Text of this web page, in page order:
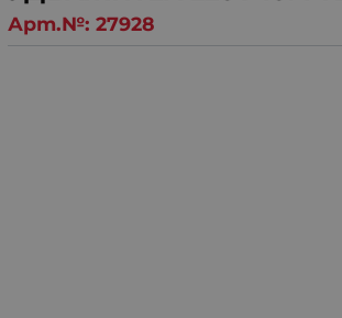
Арт.№: 27928